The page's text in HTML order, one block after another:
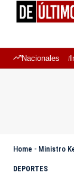
Nacionales
Home - Ministro
DEPORTES